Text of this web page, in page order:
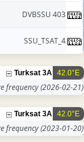
DVBSSU 403
SSU_TSAT_4
42.0°E
Turksat 3A
frequency(2026-02-21)
42.0°E
Turksat 3A
frequency(2023-01-20)